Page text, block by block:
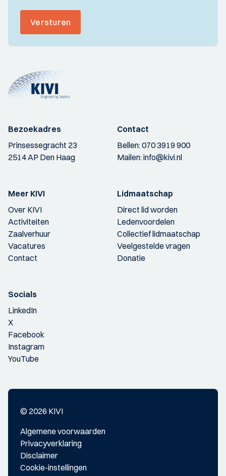
Versturen
Bezoekadres
Prinsessegracht 23
2514 AP Den Haag
Contact
Bellen:070 3919 900
Mailen:info@kivi.nl
Meer KIVI
Over KIVI
Activiteiten
Zaalverhuur
Vacatures
Contact
Lidmaatschap
Direct lid worden
Ledenvoordelen
Collectief lidmaatschap
Veelgestelde vragen
Donatie
Socials
LinkedIn
X
Facebook
Instagram
YouTube
© 2026 KIVI
Algemene voorwaarden
Privacyverklaring
Disclaimer
Cookie-instellingen